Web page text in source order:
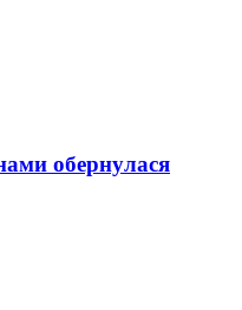
обернулася